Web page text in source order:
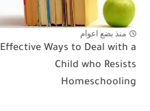
منذ بضع اعوام
Effective Ways to Deal with a
Child who Resists
Homeschooling